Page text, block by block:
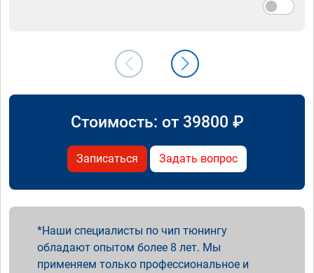
Стоимость: от 39800 ₽
Записаться Задать вопрос
Наши специалисты по чип тюнингу
обладают опытом более 8 лет. Мы
применяем только профессиональное и